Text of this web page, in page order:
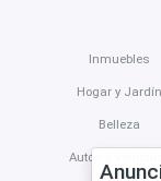
Inmuebles
Hogar y Jardín
Belleza
Autos y